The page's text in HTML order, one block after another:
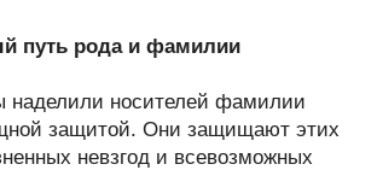
путь рода и фамилии
носителей фамилии
защитой. Они защищают этих
невзгод и всевозможных